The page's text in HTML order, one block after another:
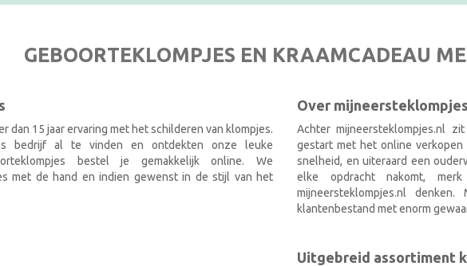
GEBOORTEKLOMPJES EN KRAAMCADEAU
dan 15 jaar ervaring met het schilderen van klompjes.
bedrijf al te vinden en ontdekten onze leuke
bestel je gemakkelijk online. We
met de hand en indien gewenst in de stijl van het
Over
Achter mijneersteklompjes.nl
gestart met het online
snelheid, en uiteraard een
elke opdracht nakomt,
mijneersteklompjes.nl
klantenbestand met enorm
Uitgebreid assortiment